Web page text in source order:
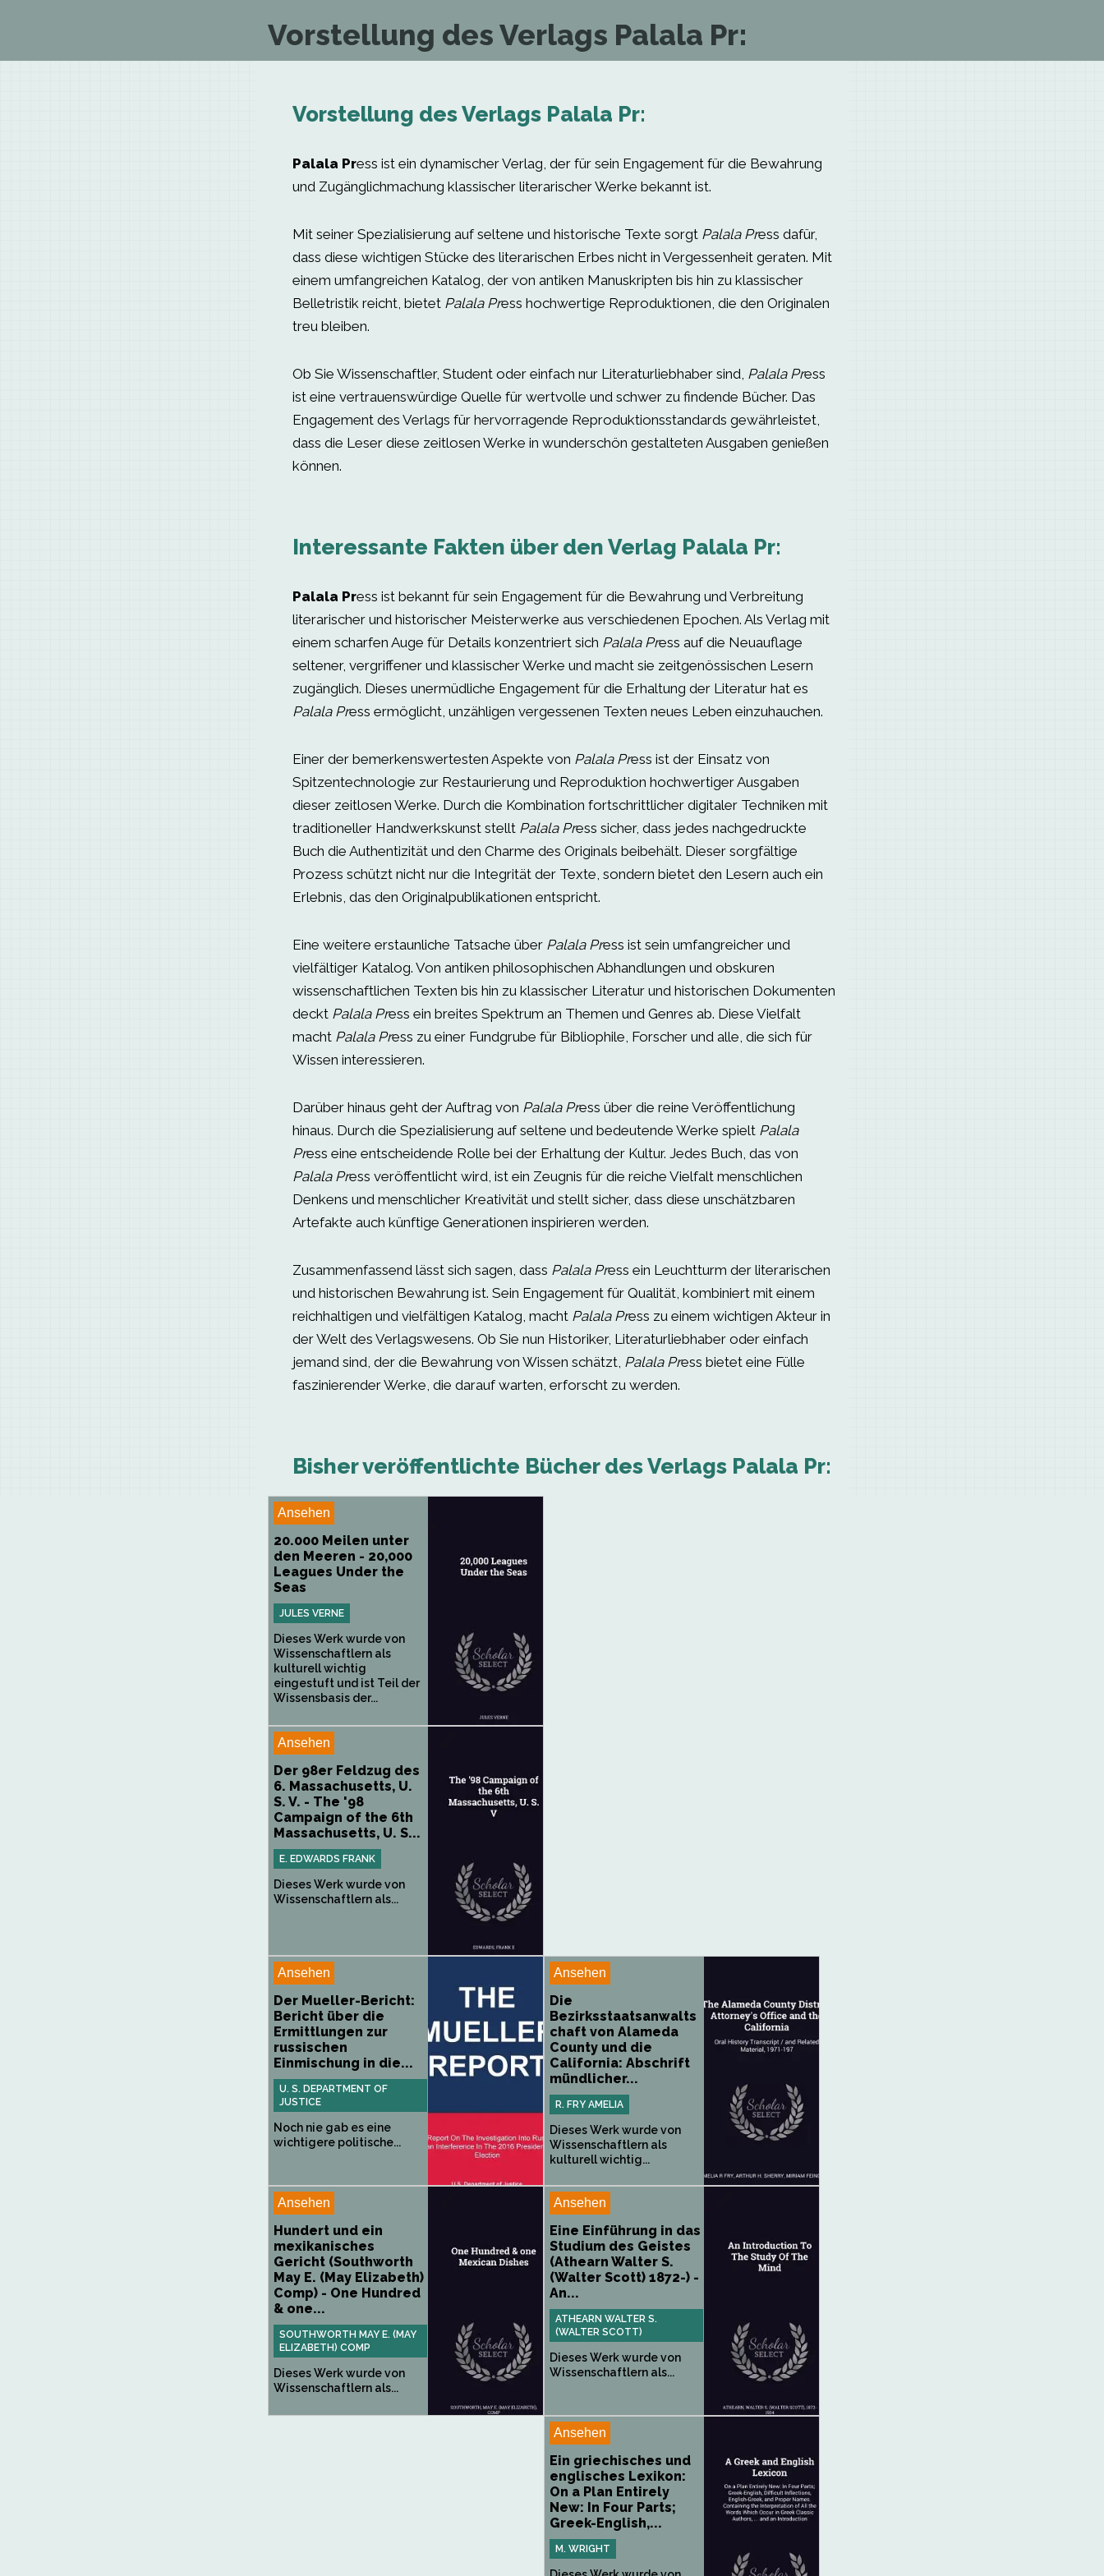
Vorstellung des Verlags Palala Pr:
Vorstellung des Verlags Palala Pr:
Palala Press ist ein dynamischer Verlag, der für sein Engagement für die Bewahrung
und Zugänglichmachung klassischer literarischer Werke bekannt ist.
Mit seiner Spezialisierung auf seltene und historische Texte sorgt Palala Press dafür,
dass diese wichtigen Stücke des literarischen Erbes nicht in Vergessenheit geraten. Mit
einem umfangreichen Katalog, der von antiken Manuskripten bis hin zu klassischer
Belletristik reicht, bietet Palala Press hochwertige Reproduktionen, die den Originalen
treu bleiben.
Ob Sie Wissenschaftler, Student oder einfach nur Literaturliebhaber sind, Palala Press
ist eine vertrauenswürdige Quelle für wertvolle und schwer zu findende Bücher. Das
Engagement des Verlags für hervorragende Reproduktionsstandards gewährleistet,
dass die Leser diese zeitlosen Werke in wunderschön gestalteten Ausgaben genießen
können.
Interessante Fakten über den Verlag Palala Pr:
Palala Press ist bekannt für sein Engagement für die Bewahrung und Verbreitung
literarischer und historischer Meisterwerke aus verschiedenen Epochen. Als Verlag mit
einem scharfen Auge für Details konzentriert sich Palala Press auf die Neuauflage
seltener, vergriffener und klassischer Werke und macht sie zeitgenössischen Lesern
zugänglich. Dieses unermüdliche Engagement für die Erhaltung der Literatur hat es
Palala Press ermöglicht, unzähligen vergessenen Texten neues Leben einzuhauchen.
Einer der bemerkenswertesten Aspekte von Palala Press ist der Einsatz von
Spitzentechnologie zur Restaurierung und Reproduktion hochwertiger Ausgaben
dieser zeitlosen Werke. Durch die Kombination fortschrittlicher digitaler Techniken mit
traditioneller Handwerkskunst stellt Palala Press sicher, dass jedes nachgedruckte
Buch die Authentizität und den Charme des Originals beibehält. Dieser sorgfältige
Prozess schützt nicht nur die Integrität der Texte, sondern bietet den Lesern auch ein
Erlebnis, das den Originalpublikationen entspricht.
Eine weitere erstaunliche Tatsache über Palala Press ist sein umfangreicher und
vielfältiger Katalog. Von antiken philosophischen Abhandlungen und obskuren
wissenschaftlichen Texten bis hin zu klassischer Literatur und historischen Dokumenten
deckt Palala Press ein breites Spektrum an Themen und Genres ab. Diese Vielfalt
macht Palala Press zu einer Fundgrube für Bibliophile, Forscher und alle, die sich für
Wissen interessieren.
Darüber hinaus geht der Auftrag von Palala Press über die reine Veröffentlichung
hinaus. Durch die Spezialisierung auf seltene und bedeutende Werke spielt Palala
Press eine entscheidende Rolle bei der Erhaltung der Kultur. Jedes Buch, das von
Palala Press veröffentlicht wird, ist ein Zeugnis für die reiche Vielfalt menschlichen
Denkens und menschlicher Kreativität und stellt sicher, dass diese unschätzbaren
Artefakte auch künftige Generationen inspirieren werden.
Zusammenfassend lässt sich sagen, dass Palala Press ein Leuchtturm der literarischen
und historischen Bewahrung ist. Sein Engagement für Qualität, kombiniert mit einem
reichhaltigen und vielfältigen Katalog, macht Palala Press zu einem wichtigen Akteur in
der Welt des Verlagswesens. Ob Sie nun Historiker, Literaturliebhaber oder einfach
jemand sind, der die Bewahrung von Wissen schätzt, Palala Press bietet eine Fülle
faszinierender Werke, die darauf warten, erforscht zu werden.
Bisher veröffentlichte Bücher des Verlags Palala Pr:
Ansehen
20.000 Meilen unter
den Meeren - 20,000
Leagues Under the
Seas
JULES VERNE
Dieses Werk wurde von
Wissenschaftlern als
kulturell wichtig
eingestuft und ist Teil der
Wissensbasis der...
Ansehen
Der 98er Feldzug des
6. Massachusetts, U.
S. V. - The '98
Campaign of the 6th
Massachusetts, U. S...
E. EDWARDS FRANK
Dieses Werk wurde von
Wissenschaftlern als...
Ansehen
Der Mueller-Bericht:
Bericht über die
Ermittlungen zur
russischen
Einmischung in die...
U. S. DEPARTMENT OF
JUSTICE
Noch nie gab es eine
wichtigere politische...
Ansehen
Die
Bezirksstaatsanwalts
chaft von Alameda
County und die
California: Abschrift
mündlicher...
R. FRY AMELIA
Dieses Werk wurde von
Wissenschaftlern als
kulturell wichtig...
Ansehen
Hundert und ein
mexikanisches
Gericht (Southworth
May E. (May Elizabeth)
Comp) - One Hundred
& one...
SOUTHWORTH MAY E. (MAY
ELIZABETH) COMP
Dieses Werk wurde von
Wissenschaftlern als...
Ansehen
Eine Einführung in das
Studium des Geistes
(Athearn Walter S.
(Walter Scott) 1872-) -
An...
ATHEARN WALTER S.
(WALTER SCOTT)
Dieses Werk wurde von
Wissenschaftlern als...
Ansehen
Ein griechisches und
englisches Lexikon:
On a Plan Entirely
New: In Four Parts;
Greek-English,...
M. WRIGHT